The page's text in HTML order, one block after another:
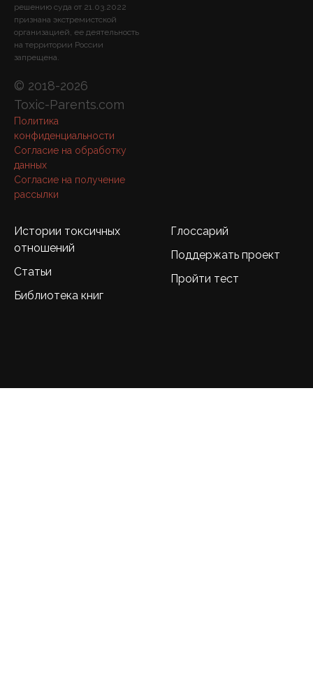
решению суда от 21.03.2022
признана экстремистской
организацией, ее деятельность
на территории России
запрещена.
© 2018-2026
Toxic-Parents.com
Политика
конфиденциальности
Согласие на обработку
данных
Согласие на получение
рассылки
Истории токсичных
отношений
Статьи
Библиотека книг
Глоссарий
Поддержать проект
Пройти тест